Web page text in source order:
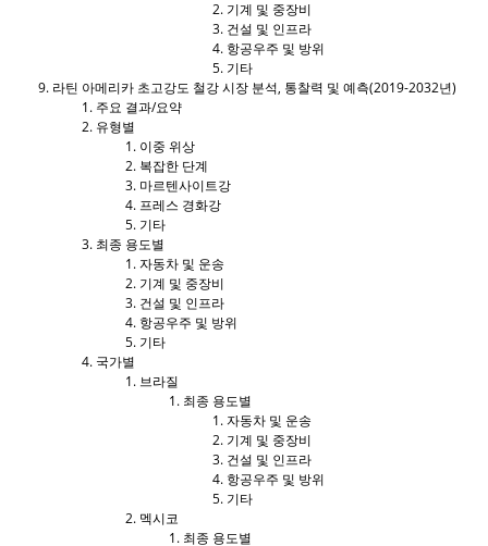
기계 및 중장비
건설 및 인프라
항공우주 및 방위
기타
라틴 아메리카 초고강도 철강 시장 분석, 통찰력 및 예측(2019-2032년)
주요 결과/요약
유형별
이중 위상
복잡한 단계
마르텐사이트강
프레스 경화강
기타
최종 용도별
자동차 및 운송
기계 및 중장비
건설 및 인프라
항공우주 및 방위
기타
국가별
브라질
최종 용도별
자동차 및 운송
기계 및 중장비
건설 및 인프라
항공우주 및 방위
기타
멕시코
최종 용도별